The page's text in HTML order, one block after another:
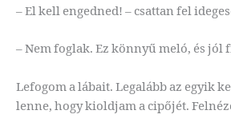
– El kell engedned! – csattan fel
– Nem foglak. Ez könnyű meló, és jól
Lefogom a lábait. Legalább az egyik
lenne, hogy kioldjam a cipőjét.